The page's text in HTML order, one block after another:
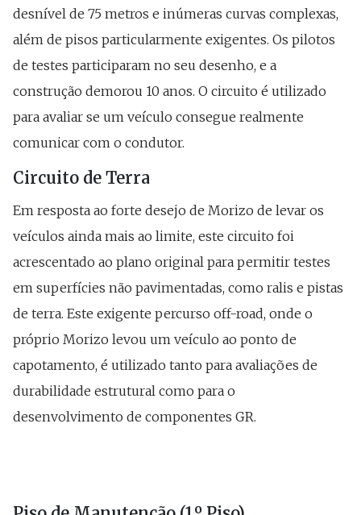
desnível de 75 metros e inúmeras curvas complexas,
além de pisos particularmente exigentes. Os pilotos
de testes participaram no seu desenho, e a
construção demorou 10 anos. O circuito é utilizado
para avaliar se um veículo consegue realmente
comunicar com o condutor.
Circuito de Terra
Em resposta ao forte desejo de Morizo de levar os
veículos ainda mais ao limite, este circuito foi
acrescentado ao plano original para permitir testes
em superfícies não pavimentadas, como ralis e pistas
de terra. Este exigente percurso off-road, onde o
próprio Morizo levou um veículo ao ponto de
capotamento, é utilizado tanto para avaliações de
durabilidade estrutural como para o
desenvolvimento de componentes GR.